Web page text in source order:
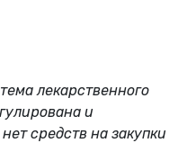
лекарственного
и
средств на закупки